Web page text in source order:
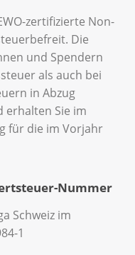
zertifizierte Non-
Die
und Spendern
als auch bei
in Abzug
erhalten Sie im
für die im Vorjahr
Nummer
Schweiz im
1